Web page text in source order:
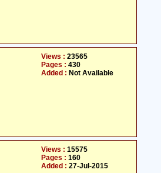
Views : 23565
Pages : 430
Added : Not Available
Views : 15575
Pages : 160
Added : 27-Jul-2015